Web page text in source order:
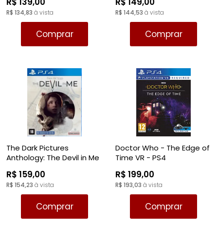
R$ 134,83 à vista
Comprar
R$ 144,53 à vista
Comprar
The Dark Pictures
Anthology: The Devil in Me
R$ 159,00
R$ 154,23 à vista
Comprar
Doctor Who - The Edge of
Time VR - PS4
R$ 199,00
R$ 193,03 à vista
Comprar